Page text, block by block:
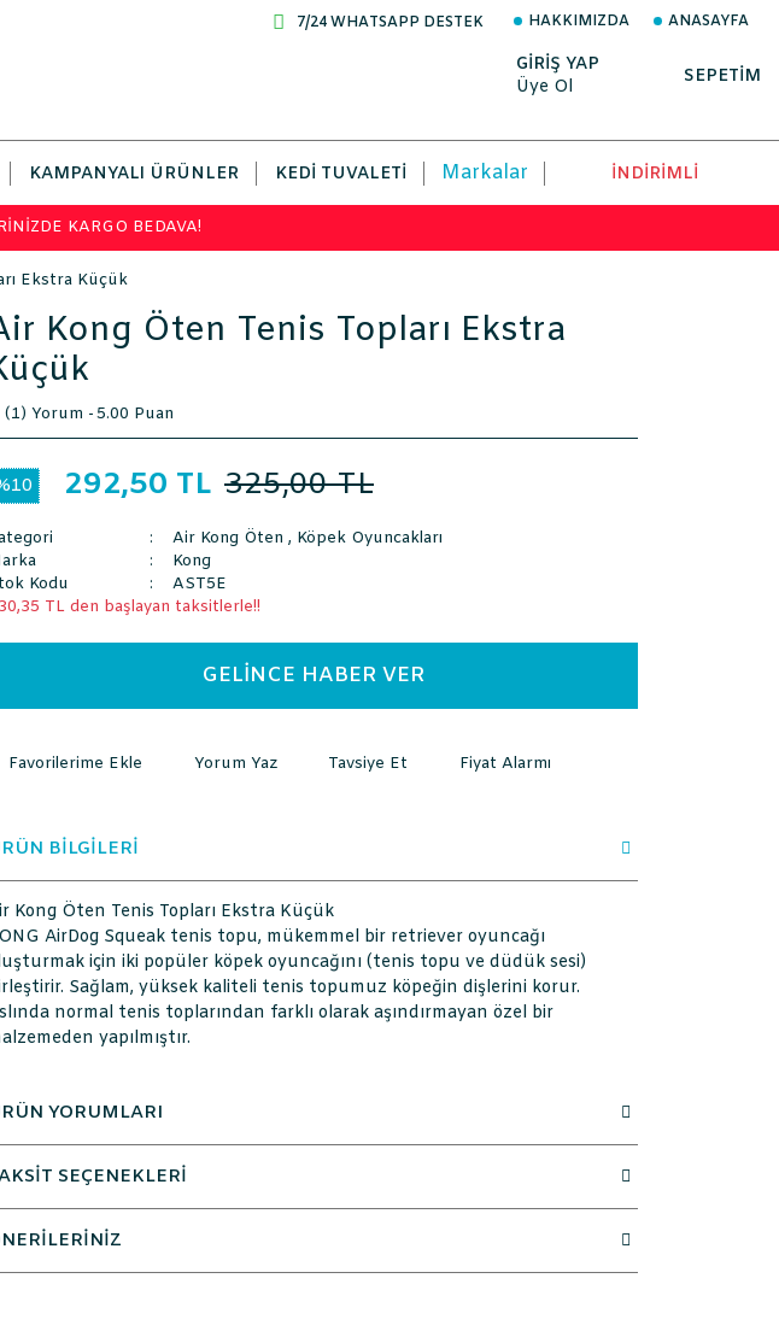
7/24 WHATSAPP DESTEK HAKKIMIZDA ANASAYFA
GİRİŞ YAP
Üye Ol
SEPETİM
KAMPANYALI ÜRÜNLER KEDI TUVALETI Markalar İNDİRİMLİ
KARGO BEDAVA!
Ekstra Küçük
Kong Öten Tenis Topları Ekstra
(1) Yorum -5.00 Puan
292,50 TL 325,00 TL
Air Kong Öten , Köpek Oyuncakları
Kong
Kodu
AST5E
TL den başlayan taksitlerle!!
GELİNCE HABER VER
Yorum Yaz Tavsiye Et Fiyat Alarmı
BİLGİLERİ
Kong Öten Tenis Topları Ekstra Küçük
AirDog Squeak tenis topu, mükemmel bir retriever oyuncağı
için iki popüler köpek oyuncağını (tenis topu ve düdük sesi)
Sağlam, yüksek kaliteli tenis topumuz köpeğin dişlerini korur.
normal tenis toplarından farklı olarak aşındırmayan özel bir
yapılmıştır.
YORUMLARI
SEÇENEKLERİ